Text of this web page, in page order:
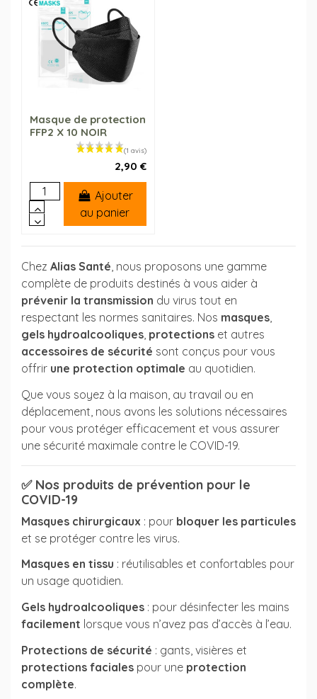
Masque de protection
FFP2 X 10 NOIR
2,90 €
Ajouter
au panier
Chez Alias Santé , nous proposons une gamme
complète de produits destinés à vous aider à
prévenir la transmission du virus tout en
respectant les normes sanitaires. Nos masques
gels hydroalcooliques protections et autres
accessoires de sécurité sont conçus pour vous
offrir une protection optimale au quotidien.
Que vous soyez à la maison, au travail ou en
déplacement, nous avons les solutions nécessaires
pour vous protéger efficacement et vous assurer
une sécurité maximale contre le COVID-19.
✅ Nos produits de prévention pour le
COVID-19
Masques chirurgicaux : pour bloquer les particules
et se protéger contre les virus.
Masques en tissu : réutilisables et confortables pour
un usage quotidien.
Gels hydroalcooliques : pour désinfecter les mains
facilement lorsque vous n’avez pas d’accès à l’eau.
Protections de sécurité : gants, visières et
protections faciales pour une protection
complète.